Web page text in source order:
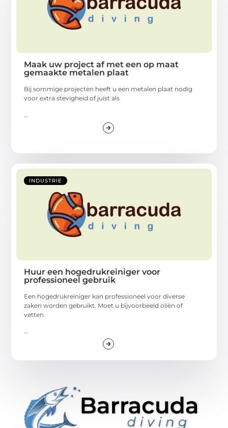
Maak uw project af met een op maat
gemaakte metalen plaat
Bij sommige projecten heeft u een metalen plaat nodig
voor extra stevigheid of juist als
INDUSTRIE
Huur een hogedrukreiniger voor
professioneel gebruik
Een hogedrukreiniger kan professioneel voor diverse
zaken worden gebruikt. Moet u bijvoorbeeld oliën of
vetten